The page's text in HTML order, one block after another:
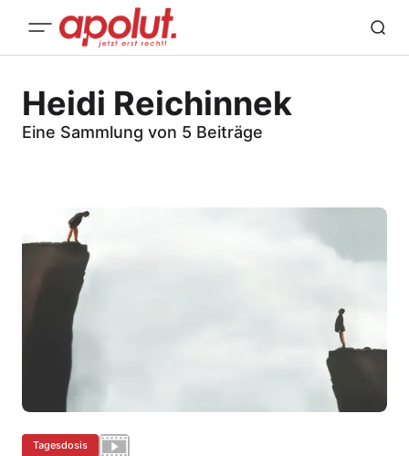
Heidi Reichinnek
Eine Sammlung von 5 Beiträge
Tagesdosis